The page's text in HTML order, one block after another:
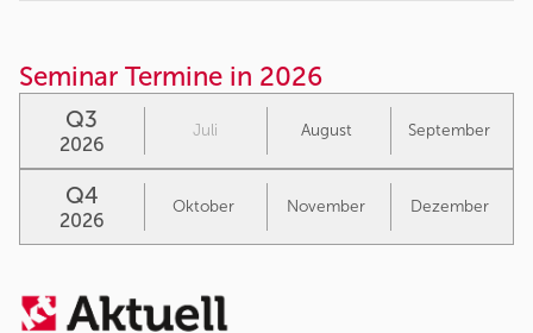
Seminar Termine in 2026
Q3
2026
Juli August September
Q4
2026
Oktober November Dezember